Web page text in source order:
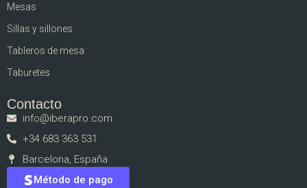
Mesas
Sillas y sillones
Tableros de mesa
Taburetes
Contacto
info@iberapro.com
+34 683 363 531
Barcelona, España
Método de pago